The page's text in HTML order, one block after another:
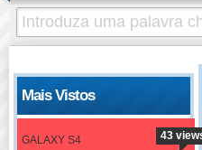
Mais Vistos
GALAXY S4 43